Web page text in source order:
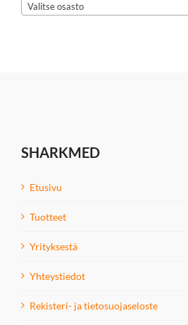
Valitse osasto
SHARKMED
Etusivu
Tuotteet
Yrityksestä
Yhteystiedot
Rekisteri- ja tietosuojaseloste